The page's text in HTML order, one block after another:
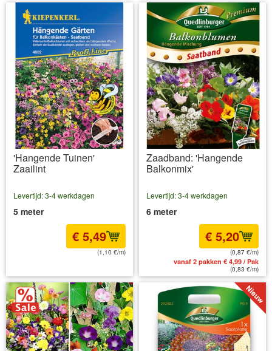
'Hangende Tuinen'
Zaailint
Levertijd: 3-4 werkdagen
5 meter
€ 5,49
(1,10 €/m)
Zaadband: 'Hangende
Balkonmix'
Levertijd: 3-4 werkdagen
6 meter
€ 5,20
(0,87 €/m)
vanaf 2 pakken € 4,99 / Pak
(0,83 €/m)